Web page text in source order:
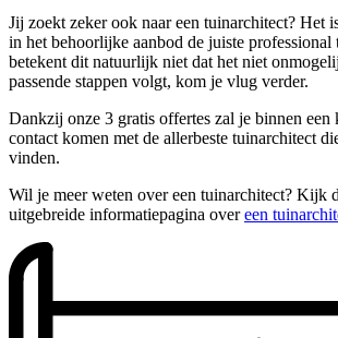
Jij zoekt zeker ook naar een tuinarchitect? Het
in het behoorlijke aanbod de juiste professional
betekent dit natuurlijk niet dat het niet
passende stappen volgt, kom je vlug verder.
Dankzij onze 3 gratis offertes zal je binnen een
contact komen met de allerbeste tuinarchitect
vinden.
Wil je meer weten over een tuinarchitect? Kijk
uitgebreide informatiepagina overeen